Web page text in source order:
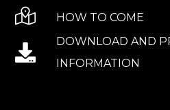
HOW TO COME
DOWNLOAD AND
INFORMATION